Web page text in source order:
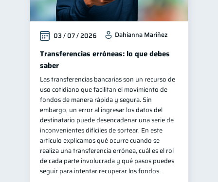
Finanzas familiares
Inclusión financiera 22
Bienestar financiero 22
Finanzas para mujeres 20
Salud financiera
Productos financieros 11
Organización Financiera 10
Deudas 10
Entidad financiera 8
Préstamos Ahorro
Consejos 6
Tarjeta de crédito
03 / 07 / 2026 Dahianna Mariñez
Transferencias erróneas: lo que debes
saber
Las transferencias bancarias son un recurso de
uso cotidiano que facilitan el movimiento de
fondos de manera rápida y segura. Sin
embargo, un error al ingresar los datos del
destinatario puede desencadenar una serie de
inconvenientes difíciles de sortear. En este
artículo explicamos qué ocurre cuando se
realiza una transferencia errónea, cuál es el rol
de cada parte involucrada y qué pasos puedes
seguir para intentar recuperar los fondos.